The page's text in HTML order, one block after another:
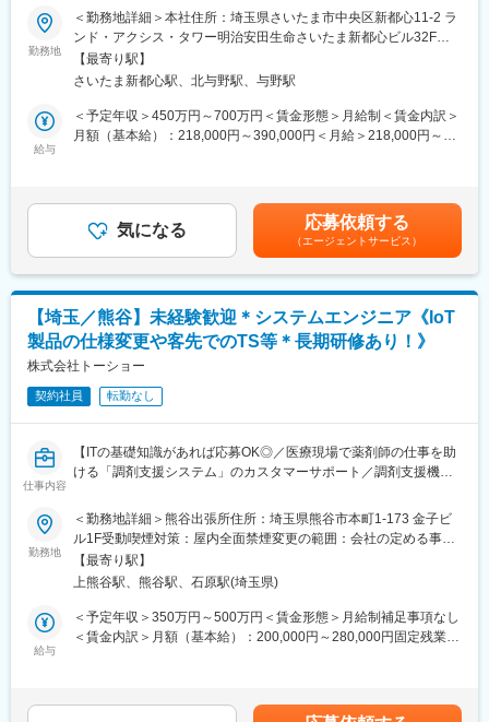
きます。
・マネジメント：管理職として、SE組織のマネジメントを担って
頂きます。
あくまでも一例ですが、入社後1年~3年目は一般メンバーとして
ダーを数年経験後はプロフェッショナルorマネジメントとして組
織全体を牽引する人材としてご活躍頂きたいと考えています。
ンが若手を育成しながらチームづくりをしています。これまでの
経験を活かしながら、新分野でのスキルやプロジェクトマネジメ
ント力を習得できる環境です。
■研修制度：
＜専門性を磨き、最新の技術にも触れられる環境＞
・月1回ほど、商材や最新技術に関する社内勉強会を実施
・研修ビデオがあり、自主学習として自由に閲覧が可能
変更の範囲：会社の定める業務
■ミッション：
中堅・成長企業向けの新しいSAP Public Cloudの導入プロジェク
トにおける業務をおまかせします。
（プロジェクトマネージャー、リーダー、PMO業務、導入コンサ
ルタント）
まずはSAP S/4HANA Cloudをどう使うか？どう導入・運用する
か？を確立された学習で、認定コンサルタントの資格取得を目指
していただきます。
■取り扱い製品：
SAP S/4HANA Cloud, public edition：
企業のバックオフィスから単純作業や無駄な作業をなくし、業務
■入社後の流れ/キャリアパス：
入社後は、SAPの経験者、未経験者に関わらず、SAP S/4HANA
け学習リソースを利用して学習を行って頂きます。経験豊富な先
輩社員が学習、及びSAP認定資格取得においてのサポートしま
学習終了後には、得意な領域のSAP導入コンサルタントのリーダ
ー、またはメンバーのポジションでプロジェクトに参加頂き、導
ャー、リーダー、PMOに興味のある方には、その道に進んで頂き
ます。
■当ポジションでの魅力：
業界をリードするプロジェクトに携わることができます。
・フリーランスとしてのキャリアパスも：将来的にはフリーラン
勤務地
＜勤務地詳細＞本社住所：埼玉県さいたま市中央区新都心11-2 ラ
ンド・アクシス・タワー明治安田生命さいたま新都心ビル32F勤
務地最寄駅：JR京浜東北線／さいたま新都心駅受動喫煙対策：屋
内全面禁煙
【最寄り駅】
さいたま新都心駅、北与野駅、与野駅
給与
＜予定年収＞450万円～700万円＜賃金形態＞月給制＜賃金内訳＞
月額（基本給）：218,000円～390,000円＜月給＞218,000円～
ト・スペシャリスト】年収：700万円～950万円賃金はあくまでも
目安の金額であり、選考を通じて上下する可能性があります。月
給(月額)は固定手当を含めた表記です。
気になる 応募依頼する
（エージェントサービス）
【埼玉／熊谷】未経験歓迎＊システムエンジニア《IoT
製品の仕様変更や客先でのTS等＊長期研修あり！》
株式会社トーショー
契約社員 転勤なし
仕事内容
【ITの基礎知識があれば応募OK◎／医療現場で薬剤師の仕事を助
ける「調剤支援システム」のカスタマーサポート／調剤支援機
【はじめに】
当ポジションは自社販売している大型IoT製品や薬剤システムの運
用～保守を担うシステムエンジニア職となっております。未経験
からチャレンジできる事に加えて、メーカー直雇用という貴重な
求人となっております。IT領域へキャリアチェンジされたい方歓
迎しております！
るため、社内でのデスクワークが6割、お客様先での業務が4割ほ
勤務地
＜勤務地詳細＞熊谷出張所住所：埼玉県熊谷市本町1-173 金子ビ
ル1F受動喫煙対策：屋内全面禁煙変更の範囲：会社の定める事業
所（リモートワーク含む）
【最寄り駅】
上熊谷駅、熊谷駅、石原駅(埼玉県)
給与
＜予定年収＞350万円～500万円＜賃金形態＞月給制補足事項なし
＜賃金内訳＞月額（基本給）：200,000円～280,000円固定残業手
＞※給与詳細は、年齢・スキルを考慮し決定します。■昇給：年1